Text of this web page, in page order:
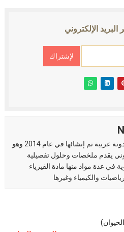
البريد الإلكتروني
العلم نور مدونة عربية تم إنشائها في عام 2014 وهو
يقدم ملخصات وحلول تفصيلية
في عدة مواد منها مادة الفيزياء
والكيمياء وغيرها